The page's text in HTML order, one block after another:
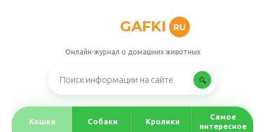
GAFKI RU
Онлайн-журнал о домашних животных
Кошки Собаки Кролики
Самое
интересное